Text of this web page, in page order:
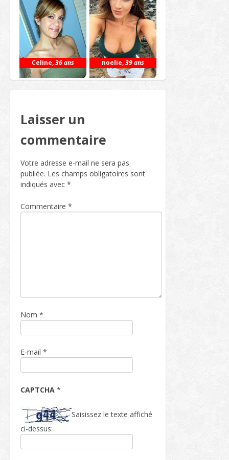
Celine,36 ans noelie,39 ans
Laisser un
commentaire
Votre adresse e-mail ne sera pas
publiée. Les champs obligatoires sont
indiqués avec *
Commentaire *
Nom *
E-mail *
CAPTCHA *
Saisissez le texte affiché
ci-dessus: